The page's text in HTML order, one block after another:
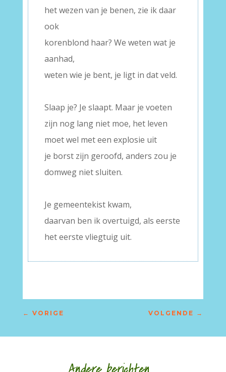
het wezen van je benen, zie ik daar
ook
korenblond haar? We weten wat je
aanhad,
weten wie je bent, je ligt in dat veld.
Slaap je? Je slaapt. Maar je voeten
zijn nog lang niet moe, het leven
moet wel met een explosie uit
je borst zijn geroofd, anders zou je
domweg niet sluiten.
Je gemeentekist kwam,
daarvan ben ik overtuigd, als eerste
het eerste vliegtuig uit.
← VORIGE VOLGENDE →